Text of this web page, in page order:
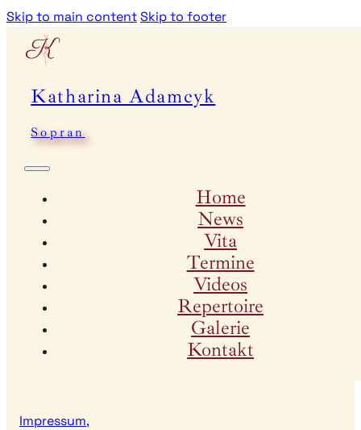
Skip to main contentSkip to footer
Katharina Adamcyk
Sopran
Home
News
Vita
Termine
Videos
Repertoire
Galerie
Kontakt
Impressum,